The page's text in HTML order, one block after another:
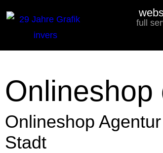
full
Onlineshop
Onlineshop
Stadt